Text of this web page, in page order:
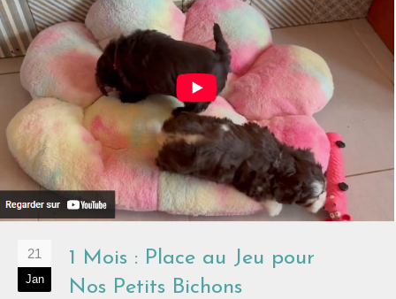
21
Jan
1 Mois : Place au Jeu pour
Nos Petits Bichons